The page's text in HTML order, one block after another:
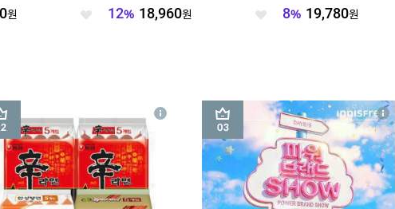
16% 41,910원 10% 41,940원
2
상
3
상
세